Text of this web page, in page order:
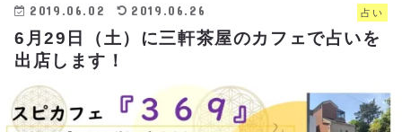
占い
2019.06.02 2019.06.26
6月29日（土）に三軒茶屋のカフェで占いを
出店します！